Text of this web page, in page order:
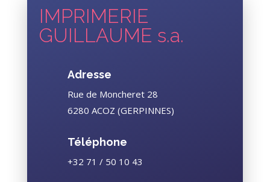
IMPRIMERIE
GUILLAUME s.a.
Adresse
Rue de Moncheret 28
6280 ACOZ (GERPINNES)
Téléphone
+32 71 / 50 10 43